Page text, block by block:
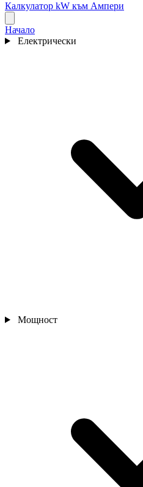
Калкулатор kW към Ампери
Начало
Електрически
Мощност